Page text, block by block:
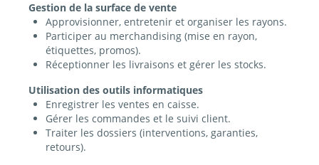
Gestion de la surface de vente
Approvisionner, entretenir et organiser les rayons.
Participer au merchandising (mise en rayon,
étiquettes, promos).
Réceptionner les livraisons et gérer les stocks.
Utilisation des outils informatiques
Enregistrer les ventes en caisse.
Gérer les commandes et le suivi client.
Traiter les dossiers (interventions, garanties,
retours).